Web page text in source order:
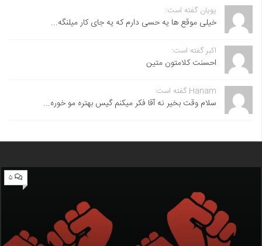
پویان گفته است:
خیلی موقع ها یه حسی دارم که یه جای کار میلنگه...
اکبر گفته است:
احسنت ‌کلامتون متین
Hanam گفته است:
سلام وقت بخیر نه آقا فکر میکنم گیس بهتره مو خوره...
۵